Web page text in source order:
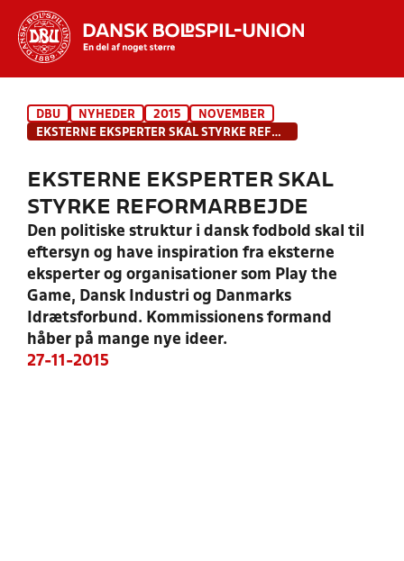
INDHOLD OG NYHEDER
HOLD
DBU NYHEDER 2015
NOVEMBER
EKSTERNE EKSPERTER SKAL STYRKE REFORMARBEJDE
EKSTERNE EKSPERTER SKAL
STYRKE REFORMARBEJDE
Den politiske struktur i dansk fodbold skal til
eftersyn og have inspiration fra eksterne
eksperter og organisationer som Play the
Game, Dansk Industri og Danmarks
Idrætsforbund. Kommissionens formand
håber på mange nye ideer.
27-11-2015